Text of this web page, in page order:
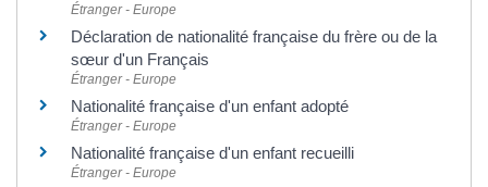
Étranger - Europe
Déclaration de nationalité française du frère ou de la
sœur d'un Français
Étranger - Europe
Nationalité française d'un enfant adopté
Étranger - Europe
Nationalité française d'un enfant recueilli
Étranger - Europe